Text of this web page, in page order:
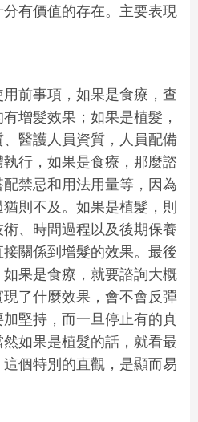
有價值的存在。主要表現
前事項，如果是食療，查
增髮效果；如果是植髮，
醫護人員資質，人員配備
行，如果是食療，那麼諮
禁忌和用法用量等，因為
則不及。如果是植髮，則
、時間過程以及後期保養
關係到增髮的效果。最後
果是食療，就要諮詢大概
了什麼效果，會不會反彈
堅持，而一旦停止有的真
如果是植髮的話，就看最
個特別的直觀，是顯而易